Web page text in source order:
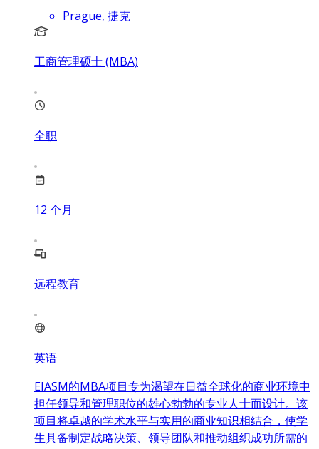
Prague, 捷克
工商管理硕士 (MBA)
全职
12 个月
远程教育
英语
EIASM的MBA项目专为渴望在日益全球化的商业环境中
担任领导和管理职位的雄心勃勃的专业人士而设计。该
项目将卓越的学术水平与实用的商业知识相结合，使学
生具备制定战略决策、领导团队和推动组织成功所需的